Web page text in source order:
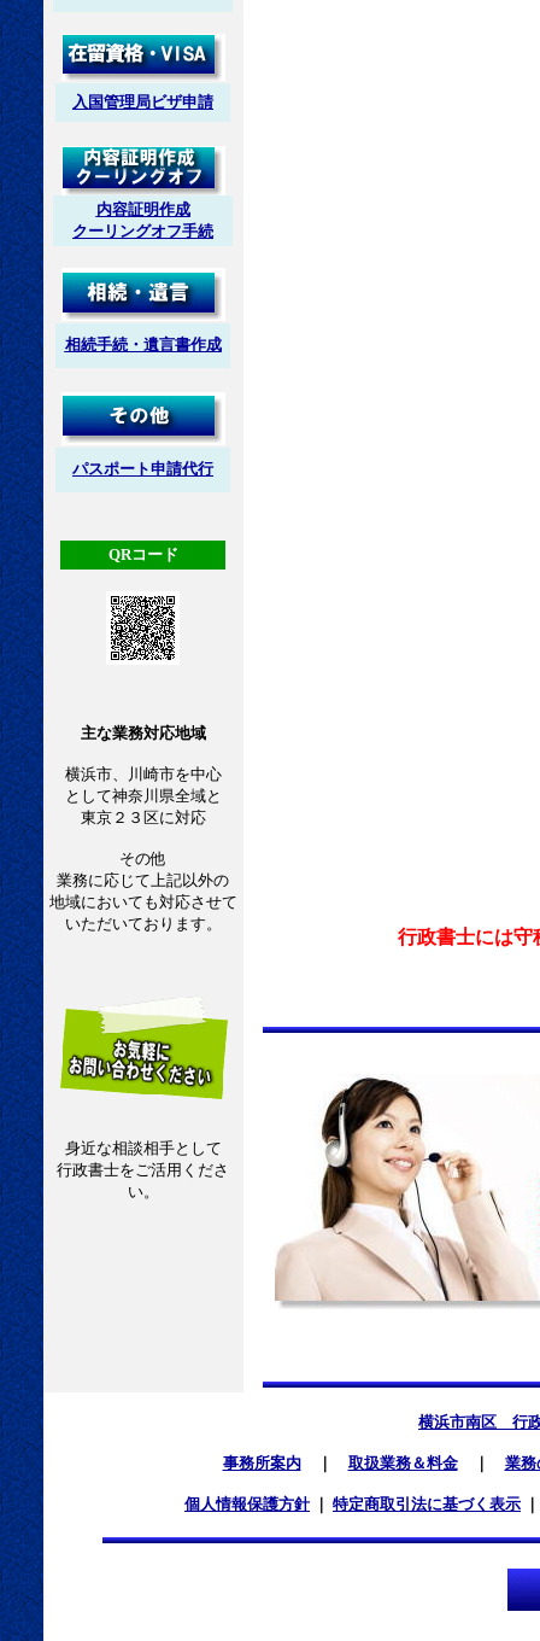
入国管理局ビザ申請
内容証明作成
クーリングオフ手続
相続手続・遺言書作成
パスポート申請代行
QRコード
主な業務対応地域
横浜市、川崎市を中心
として神奈川県全域と
東京２３区に対応
その他
業務に応じて上記以外の
地域においても対応させて
いただいております。
身近な相談相手として
行政書士をご活用くださ
い。
行政書士には守秘義務が
横浜市南区 行
事務所案内｜ 取扱業務＆料金｜ 業務
個人情報保護方針 特定商取引法に基づく表示